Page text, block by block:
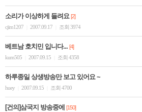
소리가 이상하게 들려요 [2]
cjim1207
2007.09.17 조회 3974
베트남 호치민 입니다... [4]
kum505
2007.09.15 조회 4358
하루종일 상생방송만 보고 있어요 ~
huey 2007.09.15 조회 4700
[건의]삼국지 방송중에 [150]